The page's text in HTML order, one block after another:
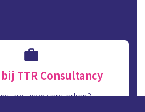
TTR Consultancy
top team versterken?